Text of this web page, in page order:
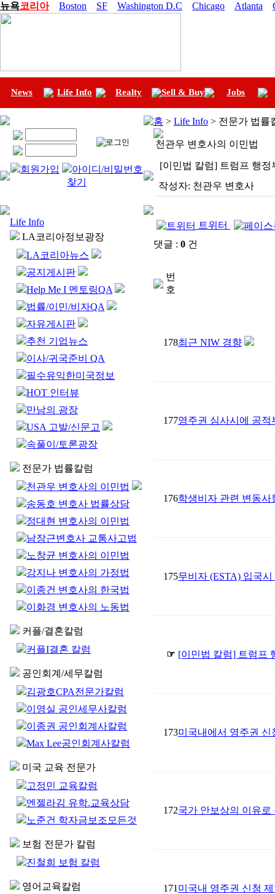
뉴욕코리아 Boston SF Washington D.C Chicago Atlanta
News Life Info Realty Sell & Buy Jobs
회원가입
아이디/비밀번호
찾기
Life Info
LA코리아정보광장
LA코리아뉴스
공지게시판
Help Me I 멘토링QA
법률/이민/비자QA
자유게시판
추천 기업뉴스
이사/귀국준비 QA
필수유익한미국정보
HOT 인터뷰
만남의 광장
USA 고발/신문고
속풀이/토론광장
전문가 법률칼럼
천관우 변호사의 이민법
송동호 변호사 법률상담
정대현 변호사의 이민법
남장근변호사 교통사고법
노창균 변호사의 이민법
강지나 변호사의 가정법
이종건 변호사의 한국법
이화경 변호사의 노동법
커플/결혼칼럼
커플I결혼 칼럼
공인회계/세무칼럼
김광호CPA전문가칼럼
이영실 공인세무사칼럼
이종권 공인회계사칼럼
Max Lee공인회계사칼럼
미국 교육 전문가
고정민 교육칼럼
엔젤라김 유학.교육상담
노준건 학자금보조모든것
보험 전문가 칼럼
진철희 보험 칼럼
영어교육칼럼
홈 > Life Info > 전문가 법률
천관우 변호사의 이민법
[이민법 칼럼] 트럼프 행
작성자: 천관우 변호사
트위터
댓글 : 0 건
번
호
178최근 NIW 경향
177영주권 심사시에 공적
176학생비자 관련 변동사
175무비자 (ESTA) 입국
☞ [이민법 칼럼] 트럼프
173미국내에서 영주권 신
172국가 안보상의 이유
171 미국내 영주권 신청